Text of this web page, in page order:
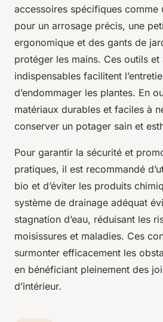
accessoires spécifiques
pour un arrosage précis, une
ergonomique et des gants de
protéger les mains. Ces outils et
indispensables facilitent
d’endommager les plantes. En
matériaux durables et faciles à
conserver un potager sain et
Pour garantir la sécurité et
pratiques, il est recommandé
bio et d’éviter les produits
système de drainage adéquat
stagnation d’eau, réduisant les
moisissures et maladies. Ces
surmonter efficacement les
en bénéficiant pleinement des
d’intérieur.